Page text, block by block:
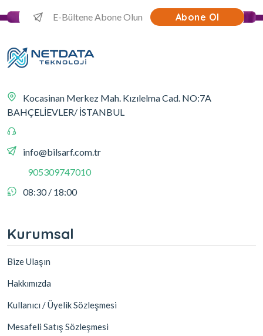
Abone Ol
Kocasinan Merkez Mah. Kızılelma Cad. NO:7A
BAHÇELİEVLER/ İSTANBUL
info@bilsarf.com.tr
905309747010
08:30 / 18:00
Kurumsal
Bize Ulaşın
Hakkımızda
Kullanıcı / Üyelik Sözleşmesi
Mesafeli Satış Sözleşmesi